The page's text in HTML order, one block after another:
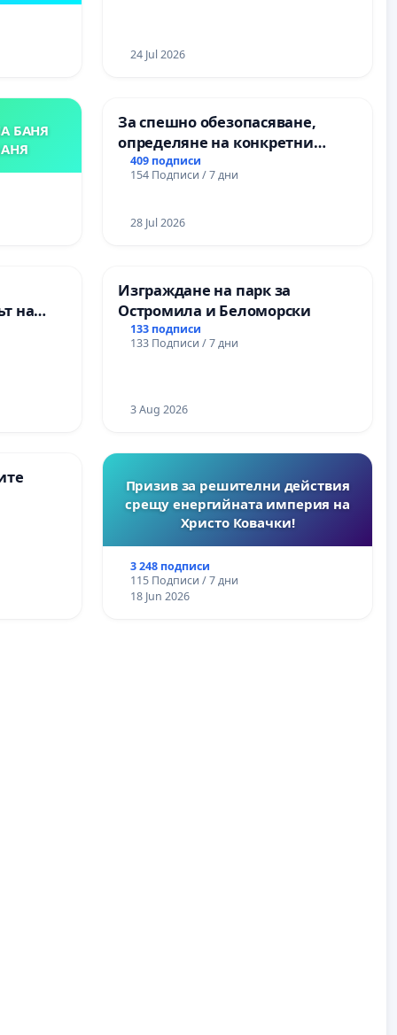
24 Jul 2026
БАНЯ
За спешно обезопасяване,
определяне на конкретни
срокове и извършване на
цялостна рехабилитация на
пътен възел АМ „Тракия“ - гр.
409 подписи
154 Подписи / 7 дни
28 Jul 2026
на
и
Изграждане на парк за
Остромила и Беломорски
133 подписи
133 Подписи / 7 дни
3 Aug 2026
Призив за решителни действия
срещу енергийната империя на
Христо Ковачки!
3 248 подписи
115 Подписи / 7 дни
18 Jun 2026